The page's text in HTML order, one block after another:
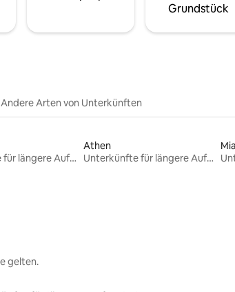
Grundstück
Andere Arten von Unterkünften
Unterkünfte für längere Aufenthalte
Athen
Unterkünfte für längere Aufenthalte
gelten.